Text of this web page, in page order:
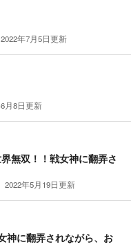
2022年7月5日更新
月8日更新
無双！！戦女神に翻弄さ
2022年5月19日更新
神に翻弄されながら、お